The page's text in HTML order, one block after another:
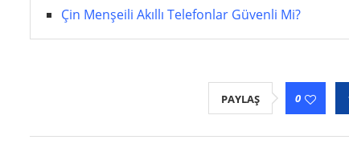
Çin Menşeili Akıllı Telefonlar Güvenli Mi?
PAYLAŞ 0